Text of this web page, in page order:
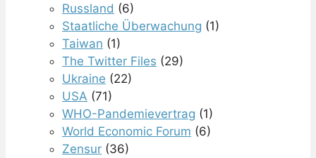
Russland (6)
Staatliche Überwachung (1)
Taiwan (1)
The Twitter Files (29)
Ukraine (22)
USA (71)
WHO-Pandemievertrag (1)
World Economic Forum (6)
Zensur (36)